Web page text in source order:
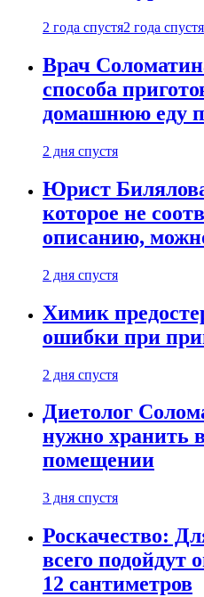
2 года спустя2 года спустя
Врач
способа
домашнюю еду
2 дня спустя
Юрист
которое не
описанию,
2 дня спустя
Химик
ошибки при
2 дня спустя
Диетолог
нужно хранить
помещении
3 дня спустя
Роскачество:
всего подойдут
12 сантиметров